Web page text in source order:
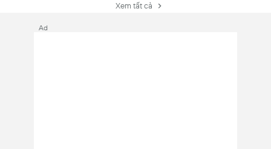
Xem tất cả
Ad